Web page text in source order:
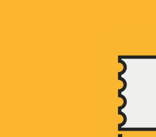
navigasjon
innhold